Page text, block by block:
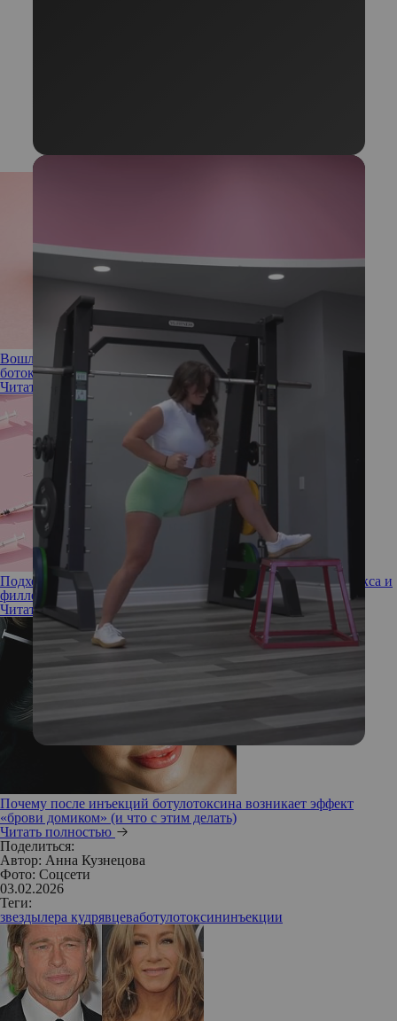
Вошло в привычку: может ли выработаться иммунитет к
ботоксу
Читать полностью
Подходят не всем: что нужно знать перед инъекциями ботокса и
филлеров
Читать полностью
Почему после инъекций ботулотоксина возникает эффект
«брови домиком» (и что с этим делать)
Читать полностью
Поделиться:
Автор: Анна Кузнецова
Фото: Соцсети
03.02.2026
Теги:
звездылера кудрявцеваботулотоксининъекции